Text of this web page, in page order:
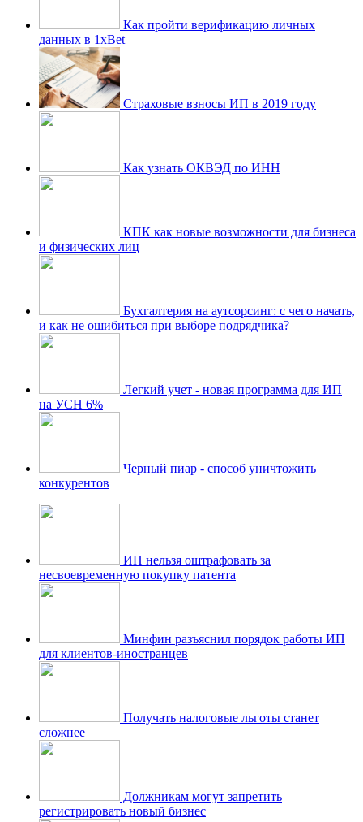
Как пройти верификацию личных
данных в 1xBet
Страховые взносы ИП в 2019 году
Как узнать ОКВЭД по ИНН
КПК как новые возможности для бизнеса
и физических лиц
Бухгалтерия на аутсорсинг: с чего начать,
и как не ошибиться при выборе подрядчика?
Легкий учет - новая программа для ИП
на УСН 6%
Черный пиар - способ уничтожить
конкурентов
ИП нельзя оштрафовать за
несвоевременную покупку патента
Минфин разъяснил порядок работы ИП
для клиентов-иностранцев
Получать налоговые льготы станет
сложнее
Должникам могут запретить
регистрировать новый бизнес